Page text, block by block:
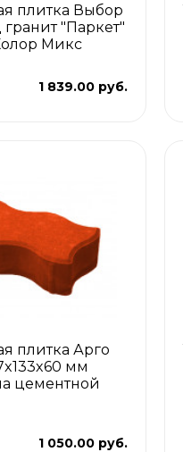
плитка Выбор
"Паркет"
Микс
1 839.00 руб.
плитка Арго
мм
цементной
1 050.00 руб.